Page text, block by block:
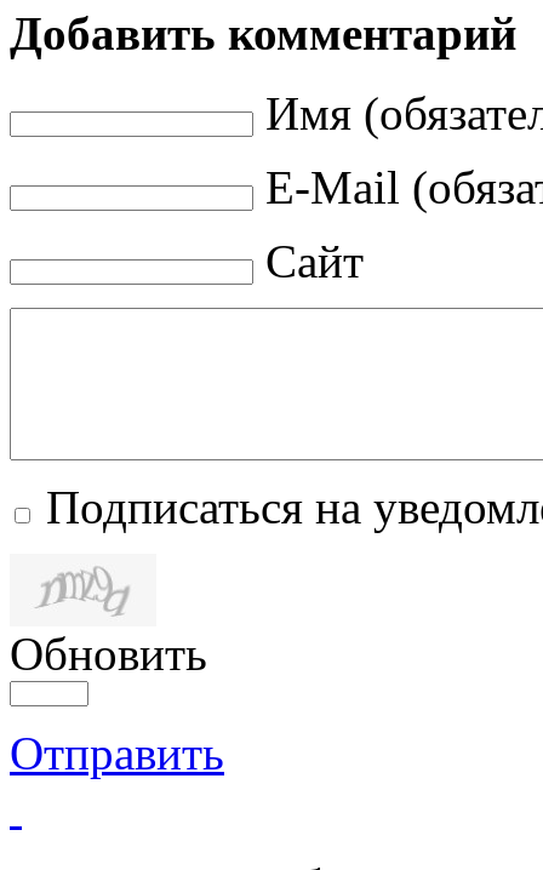
Добавить комментарий
Имя
E-Mail
Сайт
Подписаться на
Обновить
Отправить